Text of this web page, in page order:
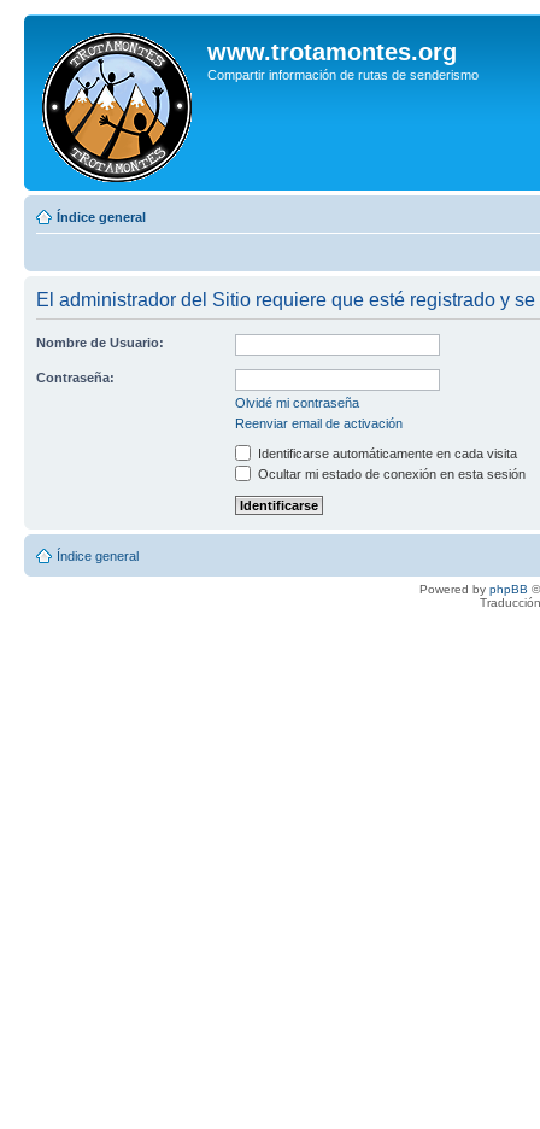
www.trotamontes.org
Compartir información de rutas de senderismo
Índice general
El administrador del Sitio requiere que esté registrado y
Nombre de Usuario:
Contraseña:
Olvidé mi contraseña
Reenviar email de activación
Identificarse automáticamente en cada visita
Ocultar mi estado de conexión en esta sesión
Índice general
Powered by phpBB